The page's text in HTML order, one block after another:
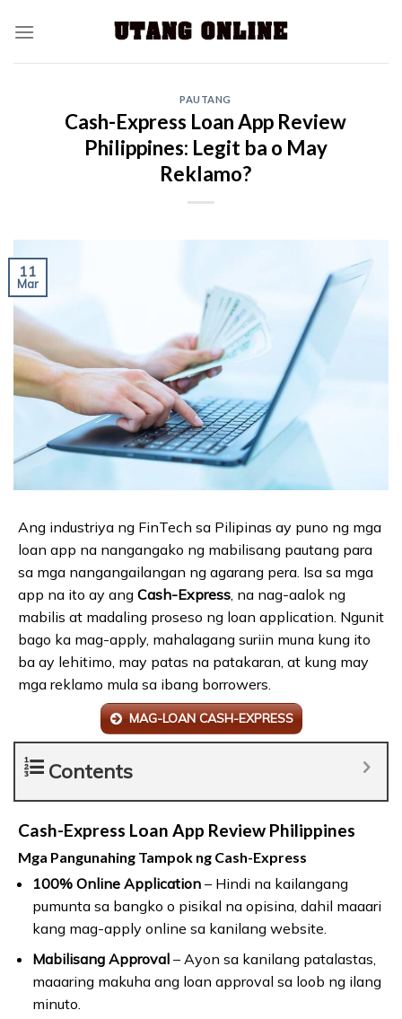
PAUTANG
Cash-Express Loan App Review
Philippines: Legit ba o May
Reklamo?
11
Mar
Ang industriya ng FinTech sa Pilipinas ay puno ng mga
loan app na nangangako ng mabilisang pautang para
sa mga nangangailangan ng agarang pera. Isa sa mga
app na ito ay ang Cash-Express , na nag-aalok ng
mabilis at madaling proseso ng loan application. Ngunit
bago ka mag-apply, mahalagang suriin muna kung ito
ba ay lehitimo, may patas na patakaran, at kung may
mga reklamo mula sa ibang borrowers.
MAG-LOAN CASH-EXPRESS
Contents
Cash-Express Loan App Review Philippines
Mga Pangunahing Tampok ng Cash-Express
100% Online Application– Hindi na kailangang
pumunta sa bangko o pisikal na opisina, dahil maaari
kang mag-apply online sa kanilang website.
Mabilisang Approval– Ayon sa kanilang patalastas,
maaaring makuha ang loan approval sa loob ng ilang
minuto.